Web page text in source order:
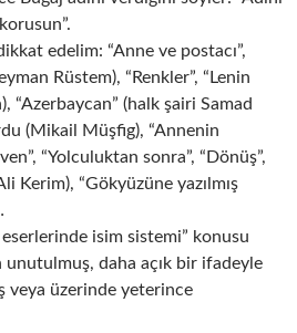
edelim: “Anne ve postacı”,
Rüstem), “Renkler”, “Lenin
“Azerbaycan” (halk şairi Samad
(Mikail Müşfig), “Annenin
“Yolculuktan sonra”, “Dönüş”,
Kerim), “Gökyüzüne yazılmış
isim sistemi” konusu
unutulmuş, daha açık bir ifadeyle
veya üzerinde yeterince